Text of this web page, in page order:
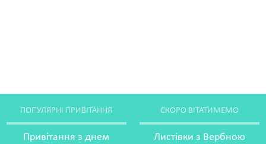
ПОПУЛЯРНІ ПРИВІТАННЯ
Привітання з днем
СКОРО ВІТАТИМЕМО
Листівки з Вербною